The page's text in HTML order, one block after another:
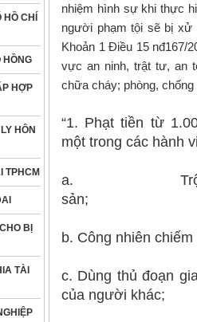
CHÍ
HỒNG
HỢP
HÔN
TPHCM
BỊ
TÀI
nhiệm hình sự khi thực
người phạm tội sẽ bị xử
Khoản 1 Điều 15 nđ167/
vực an ninh, trật tư, an
chữa cháy; phòng,
“1. Phạt tiền từ
một trong các hành
a.
b. Công nhiên
c. Dùng thủ đoạn
của người khác;